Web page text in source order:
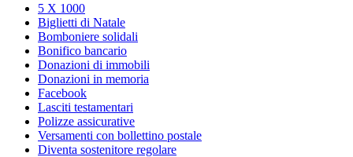
5 X 1000
Biglietti di Natale
Bomboniere solidali
Bonifico bancario
Donazioni di immobili
Donazioni in memoria
Facebook
Lasciti testamentari
Polizze assicurative
Versamenti con bollettino postale
Diventa sostenitore regolare